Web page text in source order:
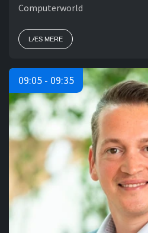
Computerworld
LÆS MERE
09:05 - 09:35